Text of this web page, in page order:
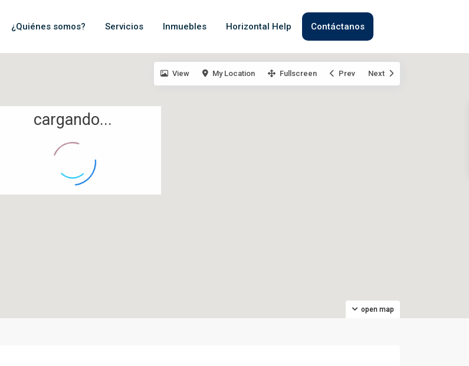
¿Quiénes somos? Servicios Inmuebles Horizontal Help Contáctanos
cargando...
open map
View My Location Fullscreen Prev Next